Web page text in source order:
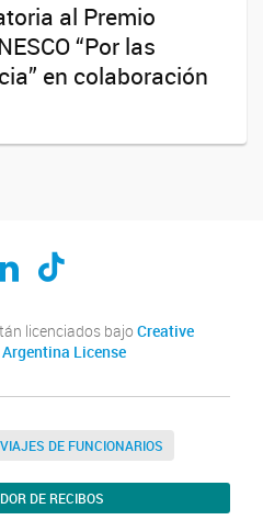
al Premio
“Por las
en colaboración
licenciados bajo Creative
License
DE FUNCIONARIOS
DE RECIBOS